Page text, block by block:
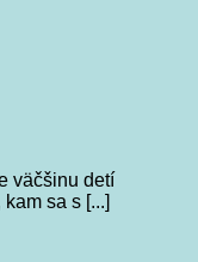
väčšinu detí
sa s [...]